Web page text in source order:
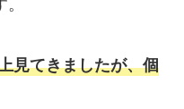
見てきましたが、個